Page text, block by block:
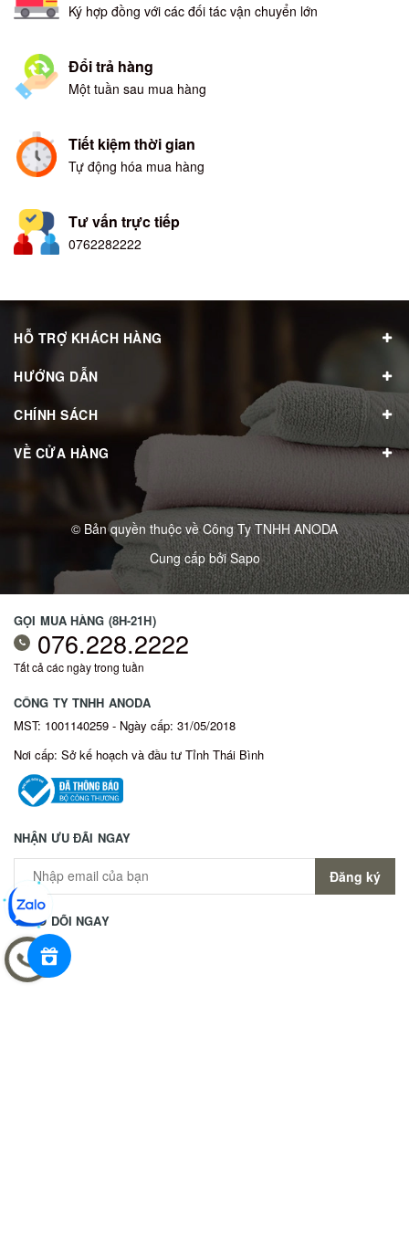
Ký hợp đồng với các đối tác vận chuyển lớn
Đổi trả hàng
Một tuần sau mua hàng
Tiết kiệm thời gian
Tự động hóa mua hàng
Tư vấn trực tiếp
0762282222
HỖ TRỢ KHÁCH HÀNG
HƯỚNG DẪN
CHÍNH SÁCH
VỀ CỬA HÀNG
© Bản quyền thuộc vềCông Ty TNHH ANODA
Cung cấp bởi Sapo
GỌI MUA HÀNG (8H-21H)
076.228.2222
Tất cả các ngày trong tuần
CÔNG TY TNHH ANODA
MST: 1001140259 - Ngày cấp: 31/05/2018
Nơi cấp: Sở kế hoạch và đầu tư Tỉnh Thái Bình
NHẬN ƯU ĐÃI NGAY
Đăng ký
THEO DÕI NGAY